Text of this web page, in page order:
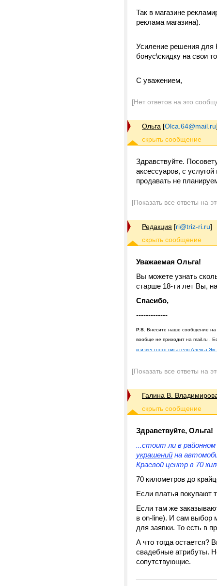
Так в магазине
реклама магазина).
Усиление решения для
бонус\скидку на свои
С уважением,
[Нет ответов на это
Ольга [Olca.64@mail.ru
Здравствуйте.
аксессуаров, с
продавать не
[Показать все ответы на
Редакция [ri@triz-ri.ru]
Уважаемая Ольга!
Вы можете узнать
старше 18-ти лет Вы,
Спасибо,
-------------
P.S. Внесите наше сообщение на
вообще не приходит на mail.ru .
и известного писателя Алекса
[Показать все ответы на
Галина В.
Здравствуйте, Ольга!
...стоит ли в
украшений на
Краевой центр в 70
70 километров до
Если платья покупают
Если там же
в on-line). И сам выбор
для заявки. То есть в
А что тогда остается?
свадебные атрибуты.
сопутствующие.